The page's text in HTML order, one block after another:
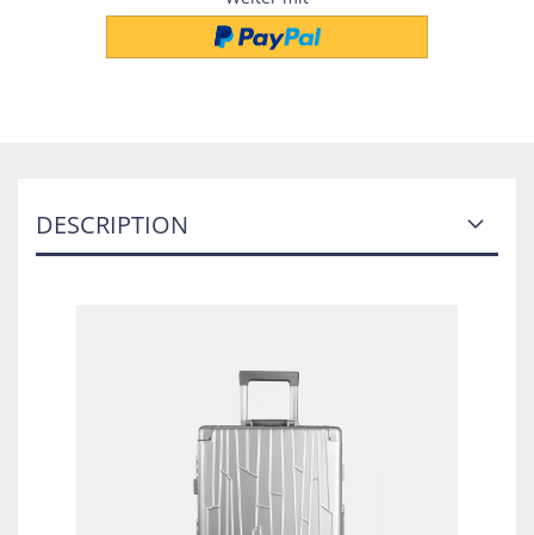
DESCRIPTION